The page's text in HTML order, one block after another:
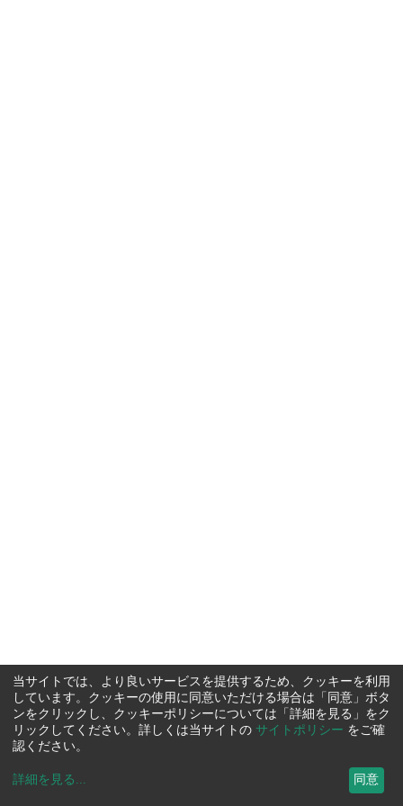
当サイトでは、より良いサービスを提供するため、クッキーを利用
しています。クッキーの使用に同意いただける場合は「同意」ボタ
ンをクリックし、クッキーポリシーについては「詳細を見る」をク
リックしてください。詳しくは当サイトの サイトポリシー をご確
認ください。
詳細を見る ... 同意